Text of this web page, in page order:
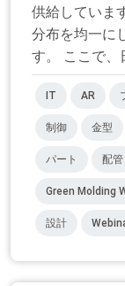
供給していま
分布を均一に
す。 ここで、
IT AR
制御 金型
パート 配管
Green Molding
設計